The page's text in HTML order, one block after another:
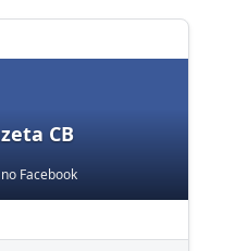
CB
Facebook